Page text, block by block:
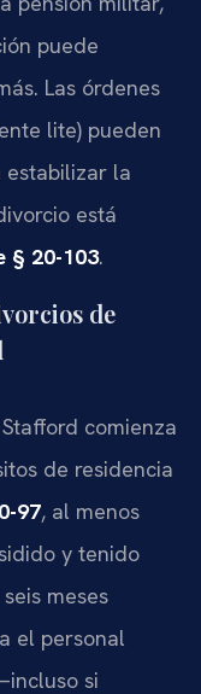
puede
Las órdenes
lite) pueden
estabilizar la
está
§ 20-103.
de
comienza
de residencia
97, al menos
y tenido
meses
el personal
si